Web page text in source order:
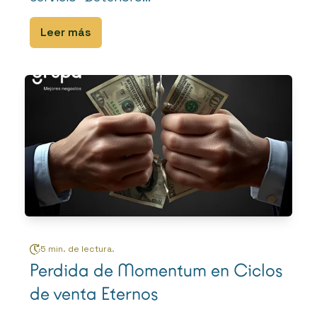
Leer más
5 min. de lectura.
Perdida de Momentum en Ciclos
de venta Eternos